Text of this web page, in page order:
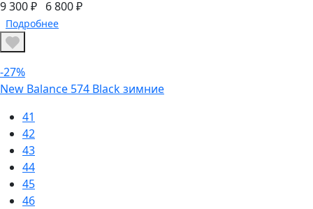
9 300 ₽ 6 800 ₽
Подробнее
-27%
New Balance 574 Black зимние
41
42
43
44
45
46